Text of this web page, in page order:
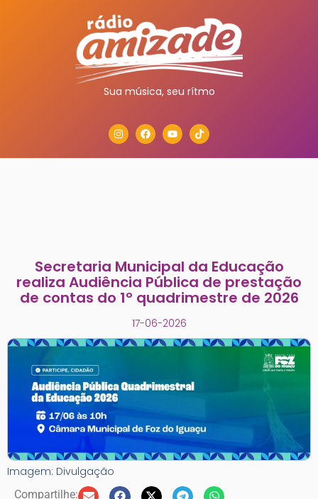
Sua música, seu rítmo
Secretaria Municipal da Educação
realiza Audiência Pública de prestação
de contas do 1º quadrimestre de 2026
17-06-2026
Imagem: Divulgação
Compartilhe: